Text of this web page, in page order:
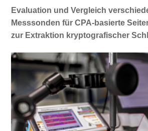
Evaluation und Vergleich
Messsonden für CPA-basierte
zur Extraktion kryptografischer